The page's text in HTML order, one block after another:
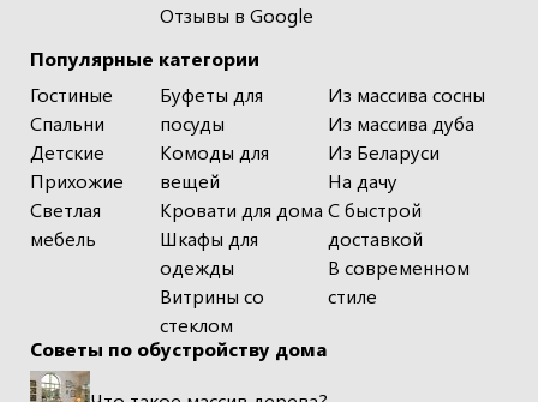
Популярные категории
Гостиные
Спальни
Детские
Прихожие
Светлая
мебель
Буфеты для
посуды
Комоды для
вещей
Кровати для дома
Шкафы для
одежды
Витрины со
стеклом
Из массива сосны
Из массива дуба
Из Беларуси
На дачу
С быстрой
доставкой
В современном
стиле
Отзывы в Google
Советы по обустройству дома